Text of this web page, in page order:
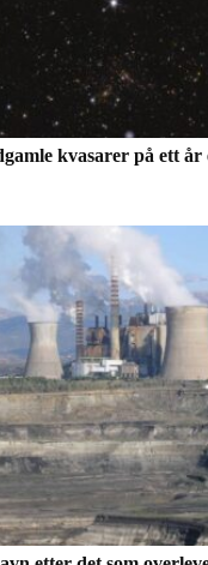
kvasarer på ett år